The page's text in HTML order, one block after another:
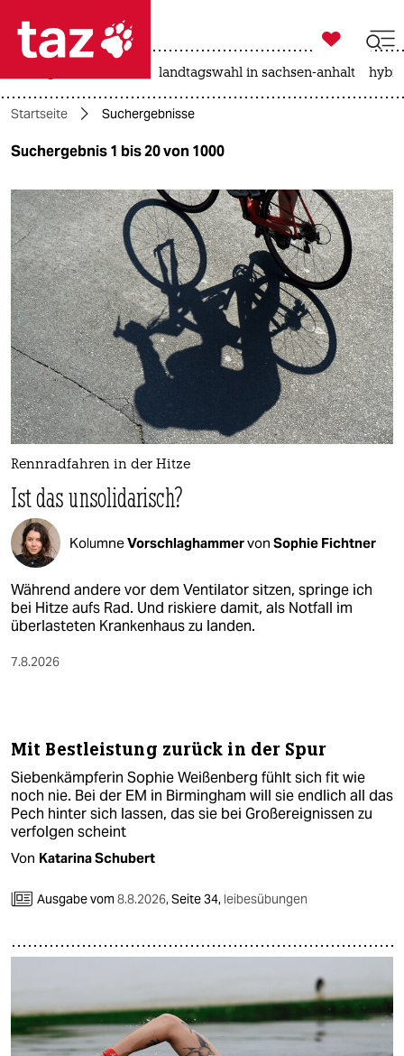
 taz zahl ich
taz zahl ich
themen
politik
öko
gesellschaft
kultur
sport
berlin
nord
wahrheit
verlag
verlag
veranstaltungen
shop
fragen & hilfe
abo
genossenschaft
epaper login

taz zahl ich
landtagswahl in sachsen-anhalt
Startseite Suchergebnisse
Suchergebnis 1 bis 20 von 1000
Rennradfahren in der Hitze
Ist das unsolidarisch?
KolumneVorschlaghammervon Sophie Fichtner
Während andere vor dem Ventilator sitzen, springe ich
bei Hitze aufs Rad. Und riskiere damit, als Notfall im
überlasteten Krankenhaus zu landen.
7.8.2026
Mit Bestleistung zurück in der Spur
Siebenkämpferin Sophie Weißenberg fühlt sich fit wie
noch nie. Bei der EM in Birmingham will sie endlich all das
Pech hinter sich lassen, das sie bei Großereignissen zu
verfolgen scheint
Von Katarina Schubert
Ausgabe vom8.8.2026,Seite 34, leibesübungen